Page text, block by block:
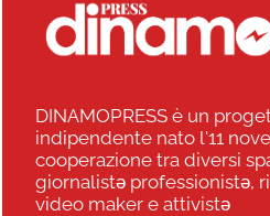
DINAMOPRESS è un
indipendente nato l'11
cooperazione tra diversi
giornalistə professionistə,
video maker e attivistə